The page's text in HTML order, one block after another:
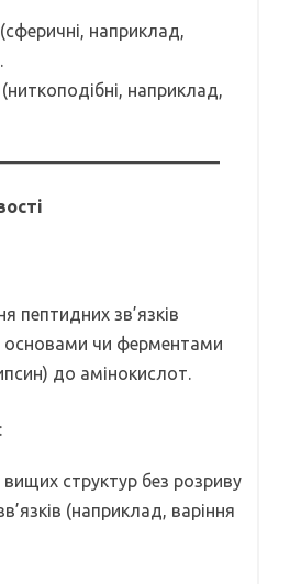
наприклад,
наприклад,
пептидних зв’язків
основами чи ферментами
до амінокислот.
:
вищих структур без розриву
(наприклад, варіння